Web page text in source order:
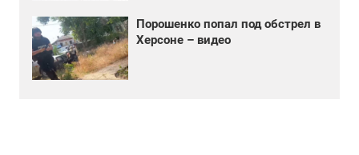
Порошенко попал под обстрел в
Херсоне – видео